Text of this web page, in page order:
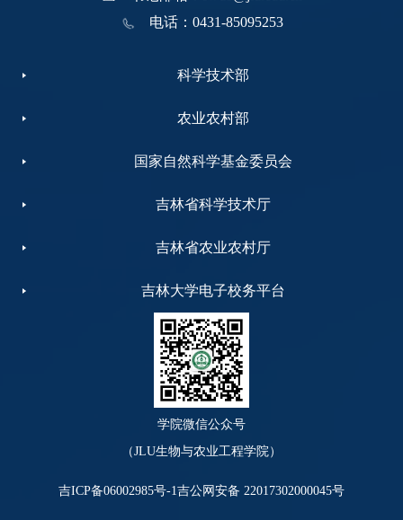
电话：0431-85095253
科学技术部
农业农村部
国家自然科学基金委员会
吉林省科学技术厅
吉林省农业农村厅
吉林大学电子校务平台
学院微信公众号
（JLU生物与农业工程学院）
吉ICP备06002985号-1吉公网安备 22017302000045号